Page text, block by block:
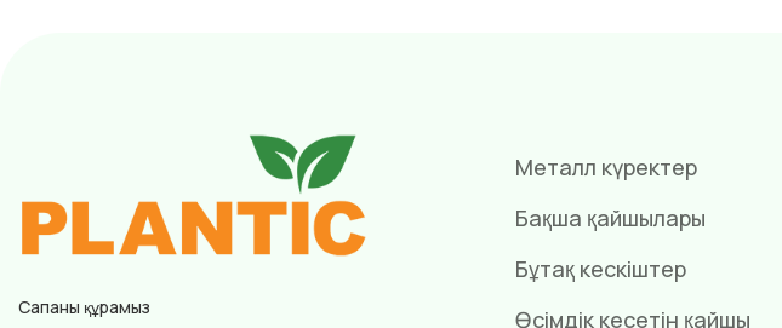
Сапаны құрамыз
Металл күректер
Бақша қайшылары
Бұтақ кескіштер
Өсімдік кесетін қайшы